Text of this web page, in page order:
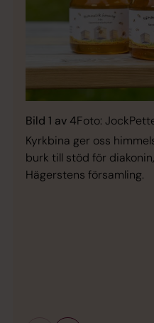
Bild 1 av 4Foto:
Kyrkbina ger oss
burk till stöd för
Hägerstens församling.